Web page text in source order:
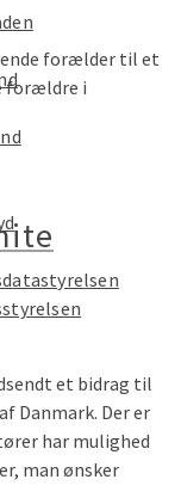
forælder til et
forældre i
et bidrag til
Danmark. Der er
har mulighed
man ønsker